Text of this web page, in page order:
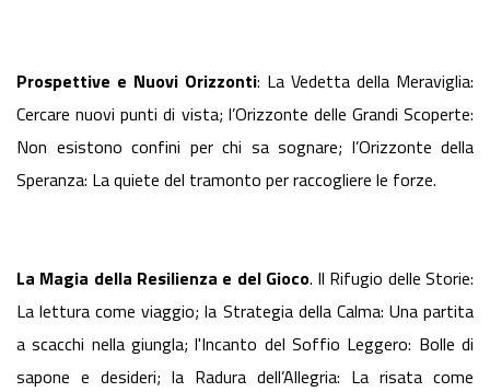
Prospettive e Nuovi Orizzonti: La Vedetta della Meraviglia:
Cercare nuovi punti di vista; l’Orizzonte delle Grandi Scoperte:
Non esistono confini per chi sa sognare; l’Orizzonte della
Speranza: La quiete del tramonto per raccogliere le forze.
La Magia della Resilienza e del Gioco. Il Rifugio delle Storie:
La lettura come viaggio; la Strategia della Calma: Una partita
a scacchi nella giungla; l'Incanto del Soffio Leggero: Bolle di
sapone e desideri; la Radura dell’Allegria: La risata come